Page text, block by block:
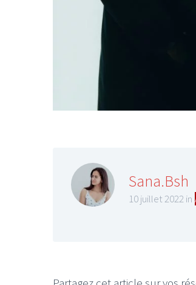
Sana.Bsh
10 juillet 2022 in